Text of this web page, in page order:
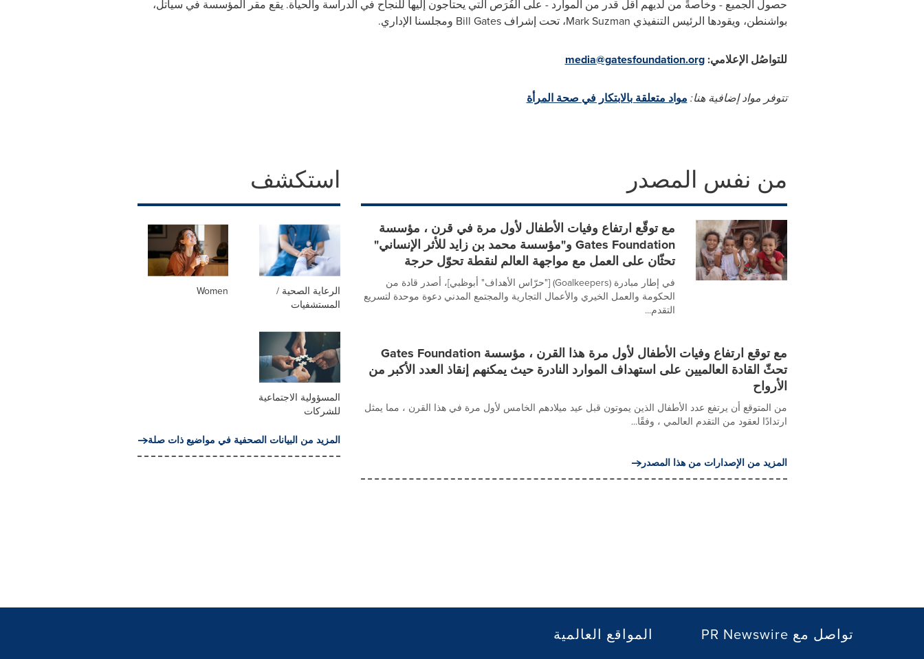
حصول الجميع - وخاصةً من لديهم أقل قدر من الموارد - على الفُرَص التي يحتاجون إليها للنجاح في الدراسة والحياة. يقع مقر المؤسسة في سياتل،
بواشنطن، ويقودها الرئيس التنفيذي Mark Suzman، تحت إشرافBill Gates ومجلسنا الإداري.
للتواصُل الإعلامي:media@gatesfoundation.org
تتوفر مواد إضافية هنا: مواد متعلقة بالابتكار في صحة المرأة
من نفس المصدر
مع توقّع ارتفاع وفيات الأطفال لأول مرة في قرن ، مؤسسة
Gates Foundation و"مؤسسة محمد بن زايد للأثر الإنساني"
تحثّان على العمل مع مواجهة العالم لنقطة تحوّل حرجة
في إطار مبادرة (Goalkeepers) ["حرّاس الأهداف" أبوظبي]، أصدر قادة من
الحكومة والعمل الخيري والأعمال التجارية والمجتمع المدني دعوة موحدة لتسريع
التقدم...
مع توقع ارتفاع وفيات الأطفال لأول مرة هذا القرن ، مؤسسة Gates Foundation
تحثّ القادة العالميين على استهداف الموارد النادرة حيث يمكنهم إنقاذ العدد الأكبر من
الأرواح
من المتوقع أن يرتفع عدد الأطفال الذين يموتون قبل عيد ميلادهم الخامس لأول مرة في هذا القرن ، مما يمثل
ارتدادًا لعقود من التقدم العالمي ، وفقًا...
المزيد من الإصدارات من هذا المصدر
استكشف
الرعاية الصحية /
المستشفيات
Women
المسؤولية الاجتماعية
للشركات
المزيد من البيانات الصحفية في مواضيع ذات صلة
PR Newswire تواصل مع المواقع العالمية